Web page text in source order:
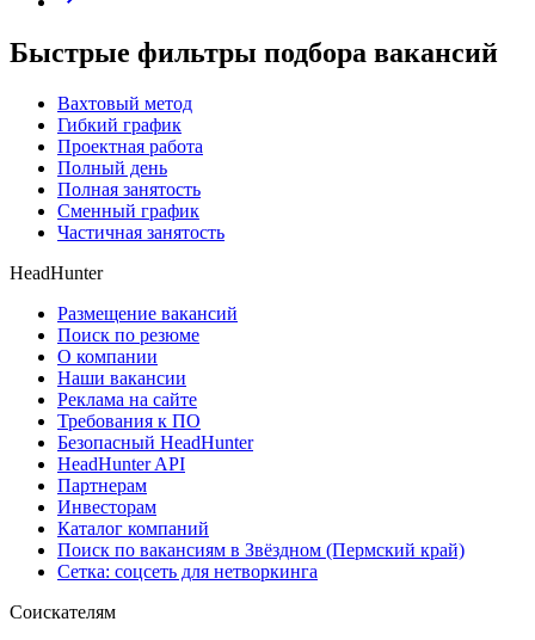
Быстрые фильтры подбора вакансий
Вахтовый метод
Гибкий график
Проектная работа
Полный день
Полная занятость
Сменный график
Частичная занятость
HeadHunter
Размещение вакансий
Поиск по резюме
О компании
Наши вакансии
Реклама на сайте
Требования к ПО
Безопасный HeadHunter
HeadHunter API
Партнерам
Инвесторам
Каталог компаний
Поиск по вакансиям в Звёздном (Пермский край)
Сетка: соцсеть для нетворкинга
Соискателям